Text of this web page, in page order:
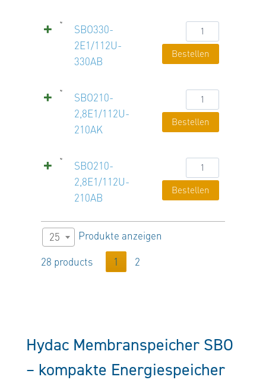
SBO330-
2E1/112U-
330AB
SBO330-
2E1/112U-
330AB
Bestellen
SBO210-
2,8E1/112U-
210AK
SBO210-
2,8E1/112U-
210AK
Bestellen
SBO210-
2,8E1/112U-
210AB
SBO210-
2,8E1/112U-
210AB
Bestellen
25 Produkte anzeigen
28 products 1 2
Hydac Membranspeicher SBO
– kompakte Energiespeicher